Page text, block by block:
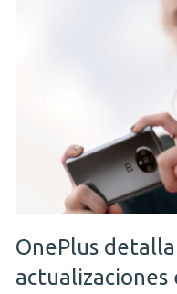
OnePlus
actualizaciones